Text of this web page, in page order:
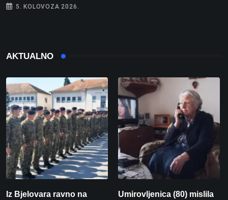
5. KOLOVOZA 2026.
AKTUALNO
Iz Bjelovara ravno na
Umirovljenica (80) mislila